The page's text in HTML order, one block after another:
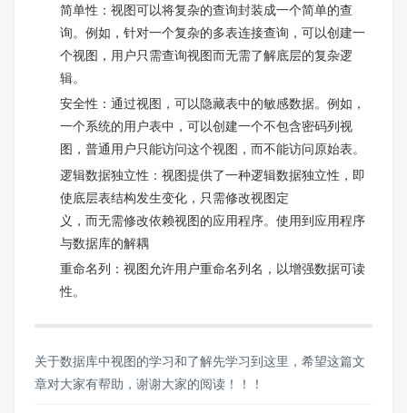
简单性：视图可以将复杂的查询封装成⼀个简单的查
询。例如，针对⼀个复杂的多表连接查询，可以创建⼀
个视图，⽤户只需查询视图⽽⽆需了解底层的复杂逻
辑。
安全性：通过视图，可以隐藏表中的敏感数据。例如，
⼀个系统的⽤户表中，可以创建⼀个不包含密码列视
图，普通⽤户只能访问这个视图，⽽不能访问原始表。
逻辑数据独⽴性：视图提供了⼀种逻辑数据独⽴性，即
使底层表结构发⽣变化，只需修改视图定
义，⽽⽆需修改依赖视图的应⽤程序。使⽤到应⽤程序
与数据库的解耦
重命名列：视图允许⽤户重命名列名，以增强数据可读
性。
关于数据库中视图的学习和了解先学习到这里，希望这篇文
章对大家有帮助，谢谢大家的阅读！！！